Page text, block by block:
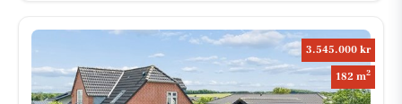
3.545.000 kr
182 m2